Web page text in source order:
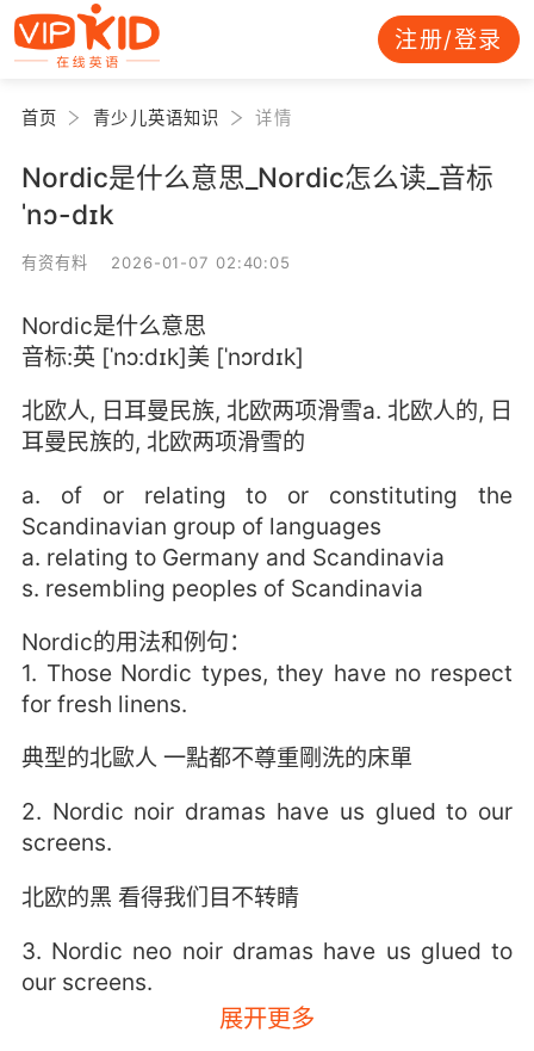
注册/登录
首页 青少儿英语知识 详情
Nordic是什么意思_Nordic怎么读_音标
ˈnɔ-dɪk
有资有料 2026-01-07 02:40:05
Nordic是什么意思
音标:英 [ˈnɔ:dɪk]美 [ˈnɔrdɪk]
北欧人, 日耳曼民族, 北欧两项滑雪a. 北欧人的, 日
耳曼民族的, 北欧两项滑雪的
a. of or relating to or constituting the
Scandinavian group of languages
a. relating to Germany and Scandinavia
s. resembling peoples of Scandinavia
Nordic的用法和例句：
1. Those Nordic types, they have no respect
for fresh linens.
典型的北歐人 一點都不尊重剛洗的床單
2. Nordic noir dramas have us glued to our
screens.
北欧的黑 看得我们目不转睛
3. Nordic neo noir dramas have us glued to
our screens.
北欧的黑色电视剧看得我们目不转睛
展开更多